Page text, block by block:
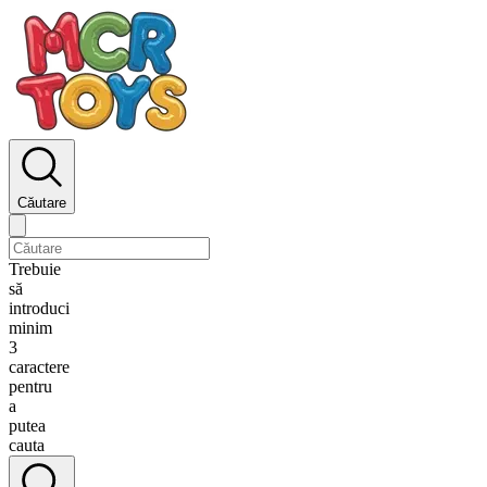
Căutare
Trebuie
să
introduci
minim
3
caractere
pentru
a
putea
cauta